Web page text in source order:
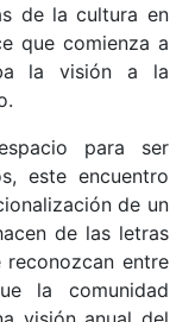
de la cultura en
que comienza a
la visión a la
para ser
este encuentro
de un
de las letras
reconozcan entre
la comunidad